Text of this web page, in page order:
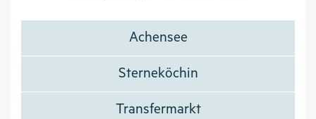
Achensee
Sterneköchin
Transfermarkt